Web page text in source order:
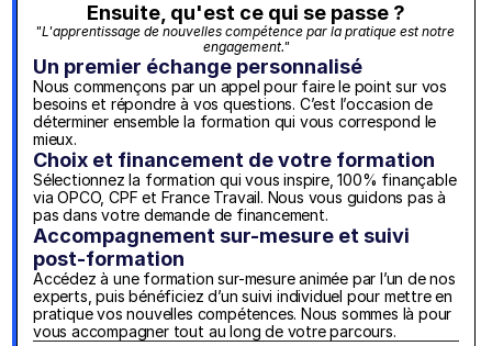
Ensuite, qu'est ce qui se passe ?
"L'apprentissage de nouvelles compétence par la pratique est notre
engagement."
Un premier échange personnalisé
Nous commençons par un appel pour faire le point sur vos
besoins et répondre à vos questions. C’est l’occasion de
déterminer ensemble la formation qui vous correspond le
mieux.
Choix et financement de votre formation
Sélectionnez la formation qui vous inspire, 100% finançable
via OPCO, CPF et France Travail. Nous vous guidons pas à
pas dans votre demande de financement.
Accompagnement sur-mesure et suivi
post-formation
Accédez à une formation sur-mesure animée par l’un de nos
experts, puis bénéficiez d’un suivi individuel pour mettre en
pratique vos nouvelles compétences. Nous sommes là pour
vous accompagner tout au long de votre parcours.